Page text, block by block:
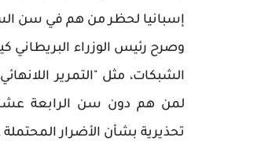
إسبانيا لحظر من هم في سن
وصرح رئيس الوزراء البريطاني
الشبكات، مثل "التمرير
لمن هم دون سن الرابعة
تحذيرية بشأن الأضرار